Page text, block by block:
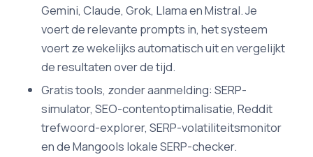
Gemini, Claude, Grok, Llama en Mistral. Je
voert de relevante prompts in, het systeem
voert ze wekelijks automatisch uit en vergelijkt
de resultaten over de tijd.
Gratis tools, zonder aanmelding: SERP-
simulator, SEO-contentoptimalisatie, Reddit
trefwoord-explorer, SERP-volatiliteitsmonitor
en de Mangools lokale SERP-checker.